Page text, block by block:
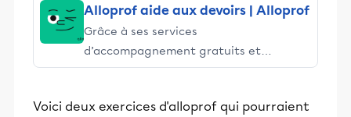
Alloprof aide aux devoirs | Alloprof
Grâce à ses services
d’accompagnement gratuits et
stimulants, Alloprof engage les élèves
éducative.
Voici deux exercices d'alloprof qui pourraient